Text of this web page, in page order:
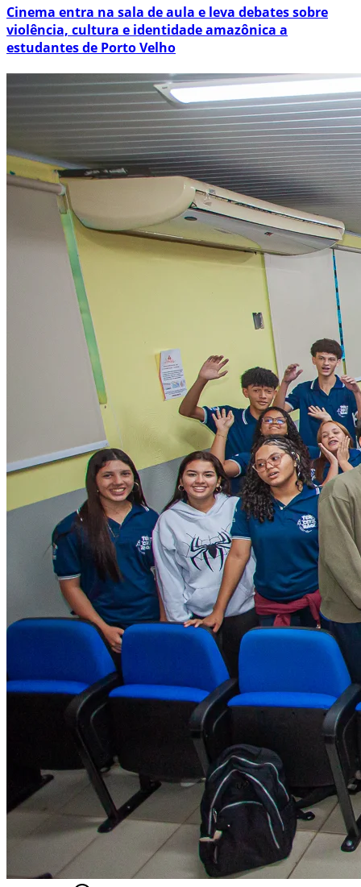
Cinema entra na sala de aula e leva debates sobre
violência, cultura e identidade amazônica a
estudantes de Porto Velho